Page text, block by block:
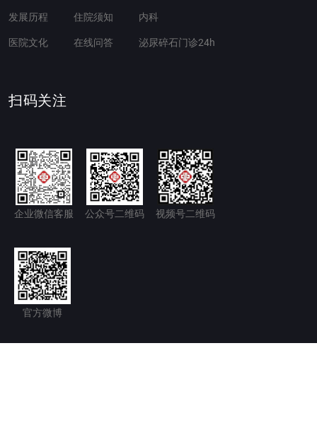
发展历程
医院文化
住院须知
在线问答
内科
泌尿碎石门诊24h
扫码关注
企业微信客服 公众号二维码 视频号二维码
官方微博